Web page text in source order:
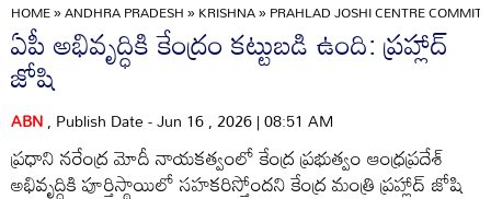
HOME»ANDHRA PRADESH»KRISHNA»PRAHLAD JOSHI CENTRE
ఏపీ అభివృద్ధికి కేంద్రం కట్టుబడి ఉంది: ప్రహ్లాద్
జోషి
ABN, Publish Date - Jun 16 , 2026 | 08:51 AM
ప్రధాని నరేంద్ర మోదీ నాయకత్వంలో కేంద్ర ప్రభుత్వం ఆంధ్రప్రదేశ్
అభివృద్ధికి పూర్తిస్థాయిలో సహకరిస్తోందని కేంద్ర మంత్రి ప్రహ్లాద్ జోషి